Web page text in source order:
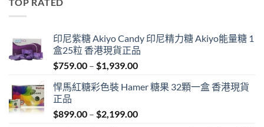
印尼紫糖 Akiyo Candy 印尼精力糖 Akiyo能量糖 1
盒25粒 香港現貨正品
$759.00 – $1,939.00Price
$759.00
$1,939.00
悍馬紅糖彩色裝 Hamer 糖果 32顆一盒 香港現貨
正品
$899.00 – $2,199.00Price